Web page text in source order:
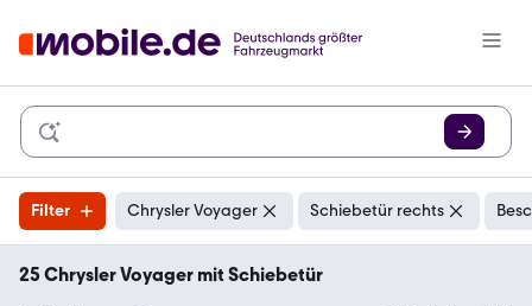
Filter Chrysler Voyager Schiebetür rechts
25 Chrysler Voyager mit Schiebetür